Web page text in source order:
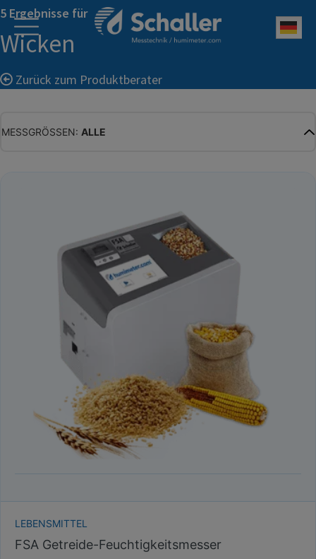
5 Ergebnisse für
Wicken
Zurück zum Produktberater
MESSGRÖSSEN: ALLE
ABSOLUTE FEUCHTE
TEMPERATUR
GLEICHGEWICHTSFEUCHTE
WASSERAKTIVITÄT
TROCKENSUBSTANZ
HEKTOLITERGEWICHT
TAUPUNKT
SCHÜTTDICHTE
GEWICHT / MASSE
LEBENSMITTEL
FSA Getreide-Feuchtigkeitsmesser